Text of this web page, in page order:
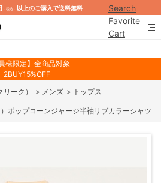
（税込） 以上のご購入で送料無料
Search
Favorite
Cart
員様限定】全商品対象
2BUY15%OFF
ーク） > メンズ > トップス
ポップコーンジャージ半袖リブカラーシャツ